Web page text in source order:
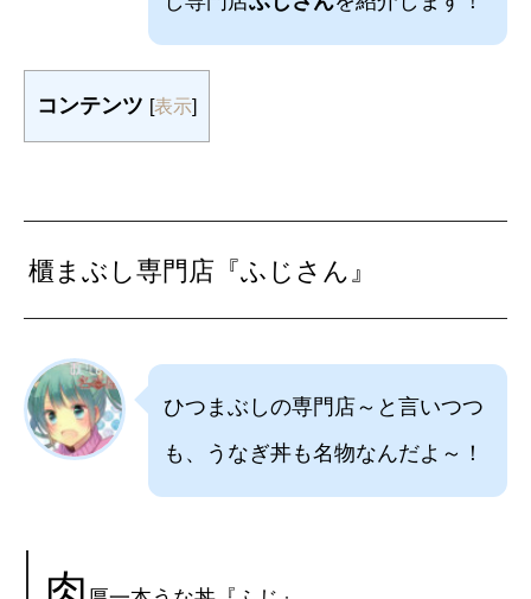
コンテンツ [表示]
櫃まぶし専門店『ふじさん』
ひつまぶしの専門店～と言いつつ
も、うなぎ丼も名物なんだよ～！